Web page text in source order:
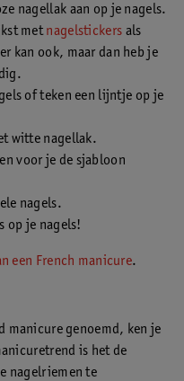
nagellak aan op je nagels.
metnagelstickers als
kan ook, maar dan heb je
of teken een lijntje op je
witte nagellak.
voor je de sjabloon
nagels.
op je nagels!
een French manicure.
manicure genoemd, ken je
is het de
nagelriemen te